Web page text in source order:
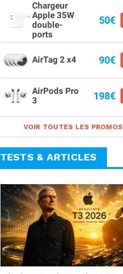
Chargeur
Apple 35W
double-
ports
50€
AirTag 2 x4 90€
AirPods Pro
3
198€
VOIR TOUTES LES PROMOS
TESTS & ARTICLES